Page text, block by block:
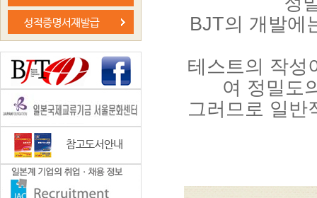
BJT의 개발에
테스트의 작성
여 정밀도
그러므로 일반